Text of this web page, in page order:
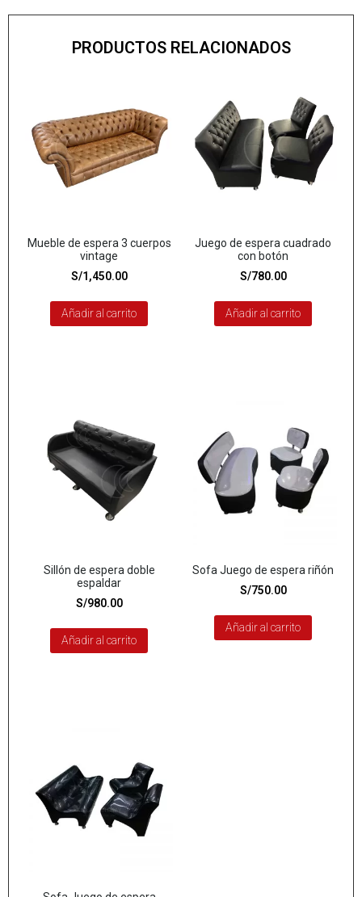
PRODUCTOS RELACIONADOS
Mueble de espera 3 cuerpos
vintage
S/1,450.00
Añadir al carrito
Juego de espera cuadrado
con botón
S/780.00
Añadir al carrito
Sillón de espera doble
espaldar
S/980.00
Añadir al carrito
Sofa Juego de espera riñón
S/750.00
Añadir al carrito